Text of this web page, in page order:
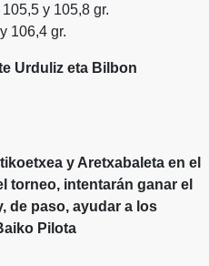
y 105,8 gr.
106,4 gr.
Urduliz eta Bilbon
y Aretxabaleta en el
torneo, intentarán ganar el
de paso, ayudar a los
Pilota